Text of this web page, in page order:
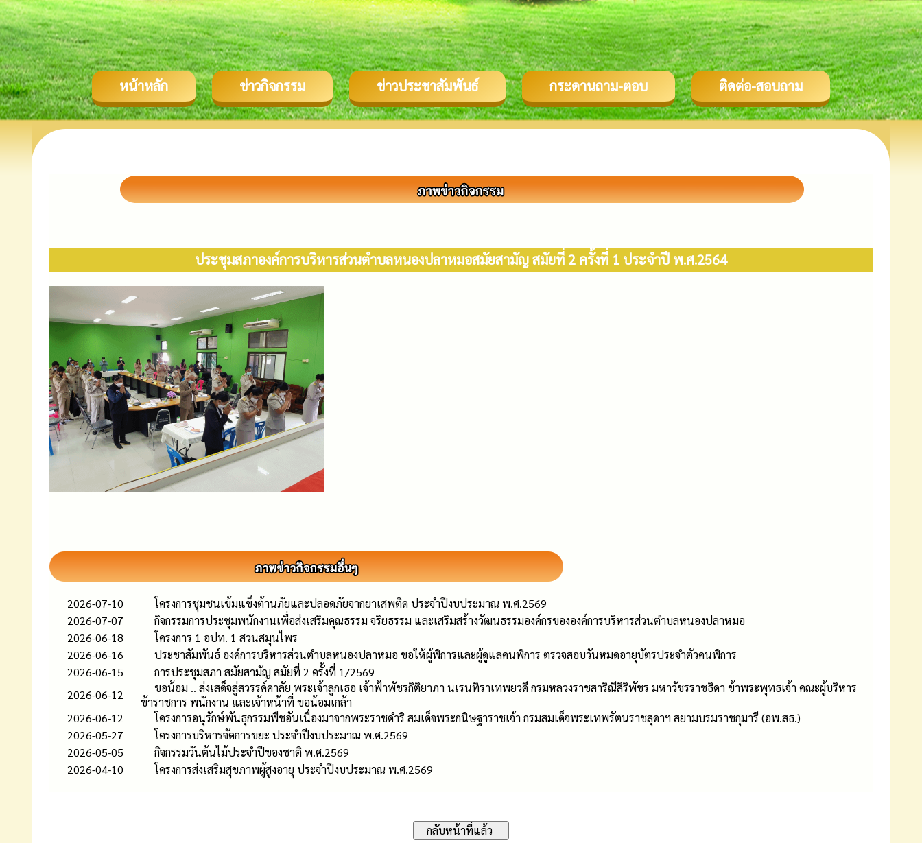
หน้าหลัก ข่าวกิจกรรม ข่าวประชาสัมพันธ์ กระดานถาม-ตอบ ติดต่อ-สอบถาม
ประชุมสภาองค์การบริหารส่วนตำบลหนองปลาหมอสมัยสามัญ สมัยที่ 2 ครั้งที่ 1 ประจำปี พ.ศ.2564
2026-07-10
โครงการชุมชนเข้มแข็งต้านภัยและปลอดภัยจากยาเสพติด ประจำปีงบประมาณ พ.ศ.2569
2026-07-07
กิจกรรมการประชุมพนักงานเพื่อส่งเสริมคุณธรรม จริยธรรม และเสริมสร้างวัฒนธรรมองค์กรขององค์การบริหารส่วนตำบลหนองปลาหมอ
2026-06-18
โครงการ 1 อปท. 1 สวนสมุนไพร
2026-06-16
ประชาสัมพันธ์ องค์การบริหารส่วนตำบลหนองปลาหมอ ขอให้ผู้พิการและผู้ดูแลคนพิการ ตรวจสอบวันหมดอายุบัตรประจำตัวคนพิการ
2026-06-15
การประชุมสภา สมัยสามัญ สมัยที่ 2 ครั้งที่ 1/2569
2026-06-12
ขอน้อม .. ส่งเสด็จสู่สวรรค์คาลัย พระเจ้าลูกเธอ เจ้าฟ้าพัชรกิติยาภา นเรนทิราเทพยวดี กรมหลวงราชสาริณีสิริพัชร มหาวัชรราชธิดา ข้าพระพุทธเจ้า คณะผู้บริหาร
ข้าราชการ พนักงาน และเจ้าหน้าที่ ขอน้อมเกล้า
2026-06-12
โครงการอนุรักษ์พันธุกรรมพืชอันเนื่องมาจากพระราชดำริ สมเด็จพระกนิษฐาราชเจ้า กรมสมเด็จพระเทพรัตนราชสุดาฯ สยามบรมราชกุมารี (อพ.สธ.)
2026-05-27
โครงการบริหารจัดการขยะ ประจำปีงบประมาณ พ.ศ.2569
2026-05-05
กิจกรรมวันต้นไม้ประจำปีของชาติ พ.ศ.2569
2026-04-10
โครงการส่งเสริมสุขภาพผู้สูงอายุ ประจำปีงบประมาณ พ.ศ.2569